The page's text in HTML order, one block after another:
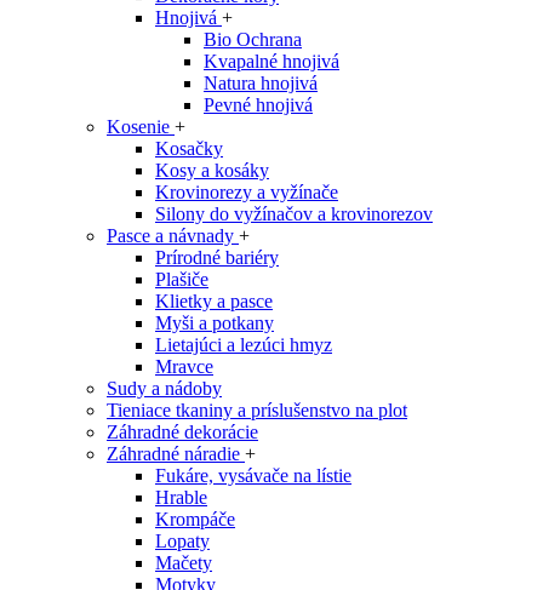
Hnojivá +
Bio Ochrana
Kvapalné hnojivá
Natura hnojivá
Pevné hnojivá
Kosenie +
Kosačky
Kosy a kosáky
Krovinorezy a vyžínače
Silony do vyžínačov a krovinorezov
Pasce a návnady +
Prírodné bariéry
Plašiče
Klietky a pasce
Myši a potkany
Lietajúci a lezúci hmyz
Mravce
Sudy a nádoby
Tieniace tkaniny a príslušenstvo na plot
Záhradné dekorácie
Záhradné náradie +
Fukáre, vysávače na lístie
Hrable
Krompáče
Lopaty
Mačety
Motyky